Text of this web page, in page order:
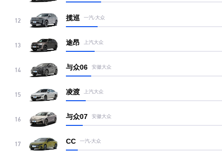
12 揽巡 一汽-大众
13 途昂 上汽大众
14 与众06 安徽大众
15 凌渡 上汽大众
16 与众07 安徽大众
17 CC 一汽-大众